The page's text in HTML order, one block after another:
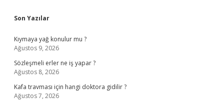
Sidebar
Son Yazılar
Kıymaya yağ konulur mu ?
Ağustos 9, 2026
Sözleşmeli erler ne iş yapar ?
Ağustos 8, 2026
Kafa travması için hangi doktora gidilir ?
Ağustos 7, 2026